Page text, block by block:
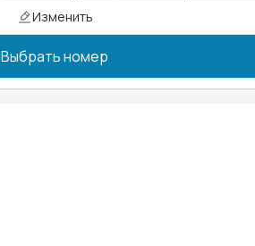
Изменить
Выбрать номер